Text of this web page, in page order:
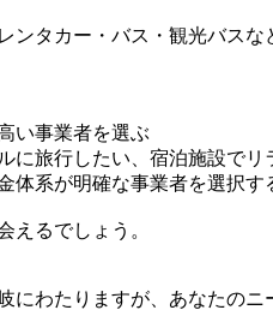
タカー・バス・観光バス
い事業者を選ぶ
旅行したい、宿泊施設で
体系が明確な事業者を選択す
えるでしょう。
わたりますが、あなたのニ